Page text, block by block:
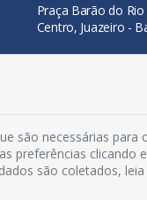
Praça Barão do
Centro, Juazeiro -
Telefone:74
Horário De
são necessárias
preferências clicando
são coletados, leia